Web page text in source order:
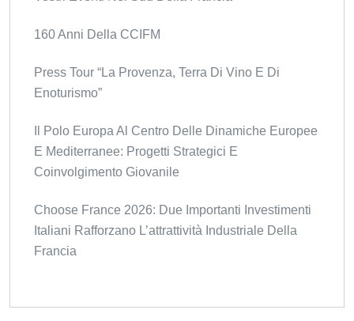
160 Anni Della CCIFM
Press Tour “La Provenza, Terra Di Vino E Di
Enoturismo”
Il Polo Europa Al Centro Delle Dinamiche Europee
E Mediterranee: Progetti Strategici E
Coinvolgimento Giovanile
Choose France 2026: Due Importanti Investimenti
Italiani Rafforzano L’attrattività Industriale Della
Francia